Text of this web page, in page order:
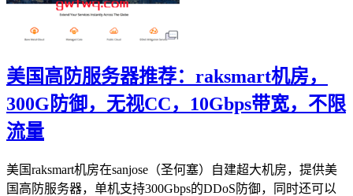
美国高防服务器推荐：raksmart机房，
300G防御，无视CC，10Gbps带宽，不限
流量
美国raksmart机房在sanjose（圣何塞）自建超大机房，提供美
国高防服务器，单机支持300Gbps的DDoS防御，同时还可以